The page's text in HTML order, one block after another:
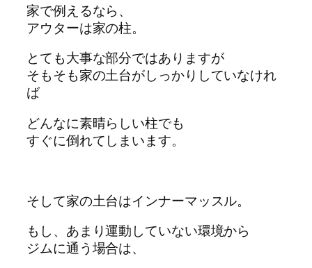
家で例えるなら、
アウターは家の柱。
とても大事な部分ではありますが
そもそも家の土台がしっかりしていなけれ
ば
どんなに素晴らしい柱でも
すぐに倒れてしまいます。
そして家の土台はインナーマッスル。
もし、あまり運動していない環境から
ジムに通う場合は、